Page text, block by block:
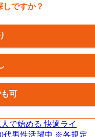
ですか？
可